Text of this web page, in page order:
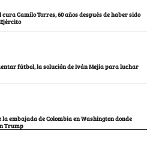
Camilo Torres, 60 años después de haber sido
fútbol, la solución de Iván Mejía para luchar
la embajada de Colombia en Washington donde
Trump